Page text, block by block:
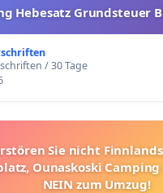
Hebesatz Grundsteuer
/ 30 Tage
Sie nicht
Ounaskoski
NEIN zum Umzug!